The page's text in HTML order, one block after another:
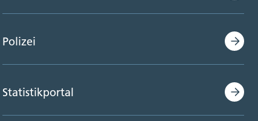
Polizei
Statistikportal